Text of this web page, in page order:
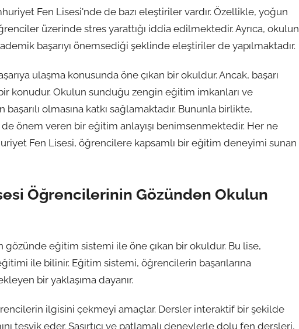
Fen Lisesi'nde de bazı eleştiriler vardır. Özellikle, yoğun
üzerinde stres yarattığı iddia edilmektedir. Ayrıca, okulun
başarıyı önemsediği şeklinde eleştiriler de yapılmaktadır.
ulaşma konusunda öne çıkan bir okuldur. Ancak, başarı
konudur. Okulun sunduğu zengin eğitim imkanları ve
olmasına katkı sağlamaktadır. Bununla birlikte,
önem veren bir eğitim anlayışı benimsenmektedir. Her ne
Fen Lisesi, öğrencilere kapsamlı bir eğitim deneyimi sunan
Öğrencilerinin Gözünden Okulun
eğitim sistemi ile öne çıkan bir okuldur. Bu lise,
ile bilinir. Eğitim sistemi, öğrencilerin başarılarına
bir yaklaşıma dayanır.
ilgisini çekmeyi amaçlar. Dersler interaktif bir şekilde
teşvik eder. Şaşırtıcı ve patlamalı deneylerle dolu fen dersleri,